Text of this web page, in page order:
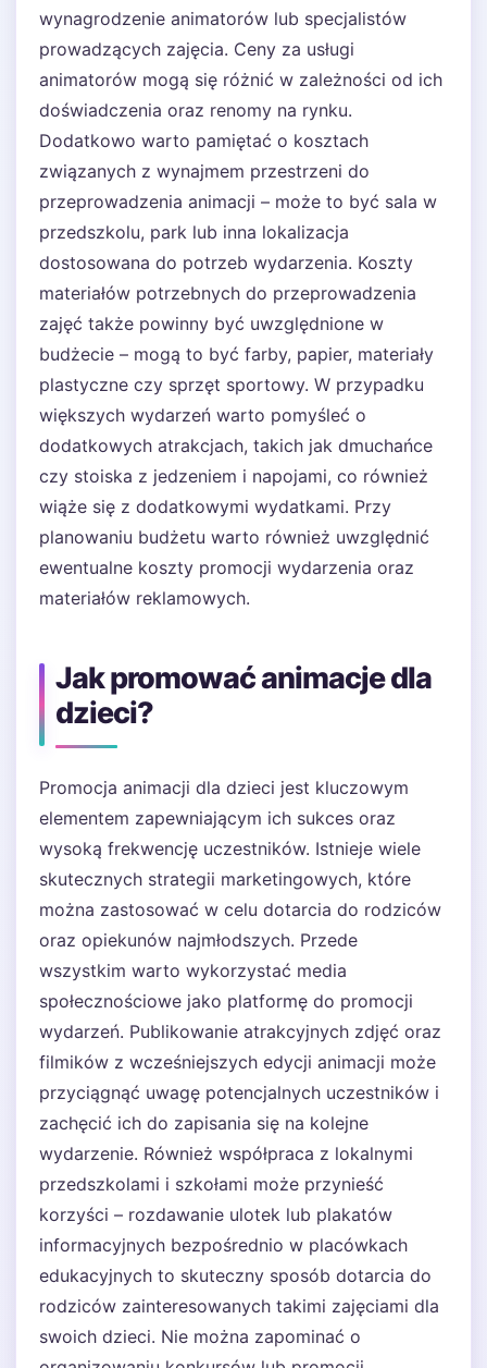
wynagrodzenie animatorów lub specjalistów
prowadzących zajęcia. Ceny za usługi
animatorów mogą się różnić w zależności od ich
doświadczenia oraz renomy na rynku.
Dodatkowo warto pamiętać o kosztach
związanych z wynajmem przestrzeni do
przeprowadzenia animacji – może to być sala w
przedszkolu, park lub inna lokalizacja
dostosowana do potrzeb wydarzenia. Koszty
materiałów potrzebnych do przeprowadzenia
zajęć także powinny być uwzględnione w
budżecie – mogą to być farby, papier, materiały
plastyczne czy sprzęt sportowy. W przypadku
większych wydarzeń warto pomyśleć o
dodatkowych atrakcjach, takich jak dmuchańce
czy stoiska z jedzeniem i napojami, co również
wiąże się z dodatkowymi wydatkami. Przy
planowaniu budżetu warto również uwzględnić
ewentualne koszty promocji wydarzenia oraz
materiałów reklamowych.
Jak promować animacje dla
dzieci?
Promocja animacji dla dzieci jest kluczowym
elementem zapewniającym ich sukces oraz
wysoką frekwencję uczestników. Istnieje wiele
skutecznych strategii marketingowych, które
można zastosować w celu dotarcia do rodziców
oraz opiekunów najmłodszych. Przede
wszystkim warto wykorzystać media
społecznościowe jako platformę do promocji
wydarzeń. Publikowanie atrakcyjnych zdjęć oraz
filmików z wcześniejszych edycji animacji może
przyciągnąć uwagę potencjalnych uczestników i
zachęcić ich do zapisania się na kolejne
wydarzenie. Również współpraca z lokalnymi
przedszkolami i szkołami może przynieść
korzyści – rozdawanie ulotek lub plakatów
informacyjnych bezpośrednio w placówkach
edukacyjnych to skuteczny sposób dotarcia do
rodziców zainteresowanych takimi zajęciami dla
swoich dzieci. Nie można zapominać o